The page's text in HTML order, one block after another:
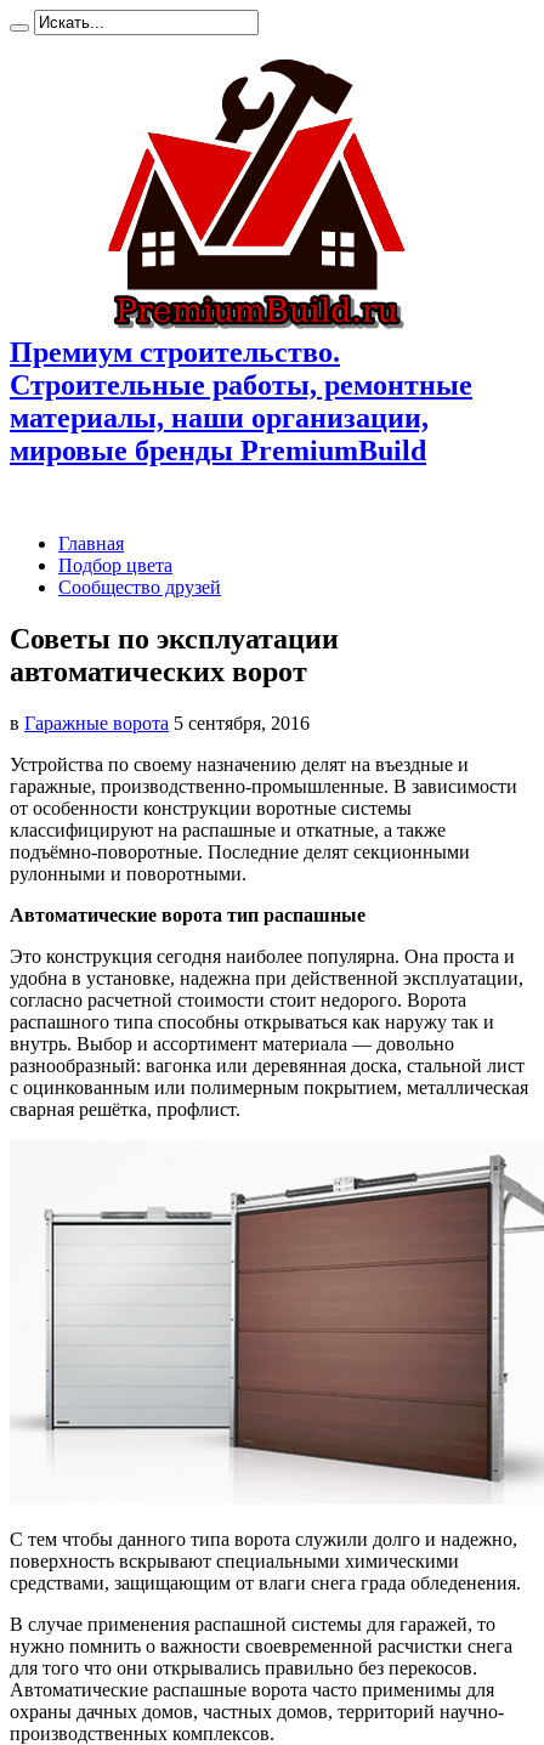
Премиум cтроительство.
Cтроительные работы, ремонтные
материалы, наши организации,
мировые бренды PremiumBuild
Главная
Подбор цвета
Сообщество друзей
Советы по эксплуатации
автоматических ворот
в Гаражные ворота 5 сентября, 2016
Устройства по своему назначению делят на въездные и
гаражные, производственно-промышленные. В зависимости
от особенности конструкции воротные системы
классифицируют на распашные и откатные, а также
подъёмно-поворотные. Последние делят секционными
рулонными и поворотными.
Автоматические ворота тип распашные
Это конструкция сегодня наиболее популярна. Она проста и
удобна в установке, надежна при действенной эксплуатации,
согласно расчетной стоимости стоит недорого. Ворота
распашного типа способны открываться как наружу так и
внутрь. Выбор и ассортимент материала — довольно
разнообразный: вагонка или деревянная доска, стальной лист
с оцинкованным или полимерным покрытием, металлическая
сварная решётка, профлист.
С тем чтобы данного типа ворота служили долго и надежно,
поверхность вскрывают специальными химическими
средствами, защищающим от влаги снега града обледенения.
В случае применения распашной системы для гаражей, то
нужно помнить о важности своевременной расчистки снега
для того что они открывались правильно без перекосов.
Автоматические распашные ворота часто применимы для
охраны дачных домов, частных домов, территорий научно-
производственных комплексов.